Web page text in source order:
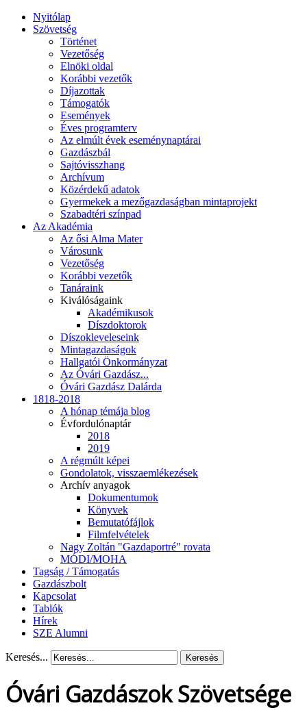
Nyitólap
Szövetség
Történet
Vezetőség
Elnöki oldal
Korábbi vezetők
Díjazottak
Támogatók
Események
Éves programterv
Az elmúlt évek eseménynaptárai
Gazdászbál
Sajtóvisszhang
Archívum
Közérdekű adatok
Gyermekek a mezőgazdaságban mintaprojekt
Szabadtéri színpad
Az Akadémia
Az ősi Alma Mater
Városunk
Vezetőség
Korábbi vezetők
Tanáraink
Kiválóságaink
Akadémikusok
Díszdoktorok
Díszokleveleseink
Mintagazdaságok
Hallgatói Önkormányzat
Az Óvári Gazdász...
Óvári Gazdász Dalárda
1818-2018
A hónap témája blog
Évfordulónaptár
2018
2019
A régmúlt képei
Gondolatok, visszaemlékezések
Archív anyagok
Dokumentumok
Könyvek
Bemutatófájlok
Filmfelvételek
Nagy Zoltán "Gazdaportré" rovata
MÓDI/MOHA
Tagság / Támogatás
Gazdászbolt
Kapcsolat
Tablók
Hírek
SZE Alumni
Keresés... Keresés
Óvári Gazdászok Szövetsége